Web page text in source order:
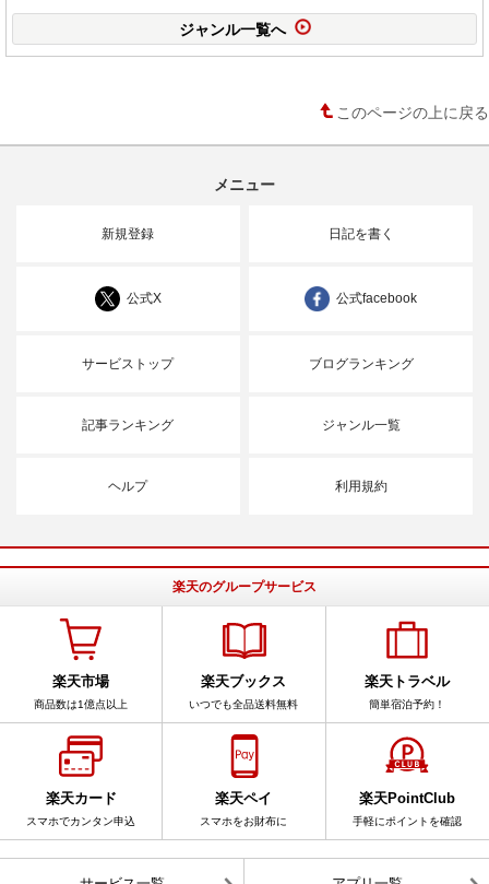
ジャンル一覧へ
このページの上に戻る
メニュー
新規登録 日記を書く
公式X 公式facebook
サービストップ ブログランキング
記事ランキング ジャンル一覧
ヘルプ 利用規約
楽天のグループサービス
楽天市場
商品数は1億点以上
楽天ブックス
いつでも全品送料無料
楽天トラベル
簡単宿泊予約！
楽天カード
スマホでカンタン申込
楽天ペイ
スマホをお財布に
楽天PointClub
手軽にポイントを確認